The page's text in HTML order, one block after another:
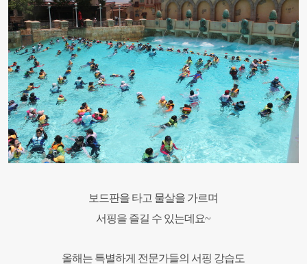
보드판을 타고 물살을 가르며
서핑을 즐길 수 있는데요~
올해는 특별하게 전문가들의 서핑 강습도